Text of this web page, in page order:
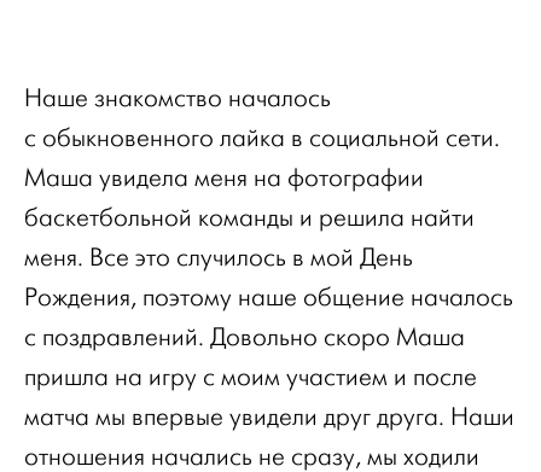
Наше знакомство началось
с обыкновенного лайка в социальной сети.
Маша увидела меня на фотографии
баскетбольной команды и решила найти
меня. Все это случилось в мой День
Рождения, поэтому наше общение началось
с поздравлений. Довольно скоро Маша
пришла на игру с моим участием и после
матча мы впервые увидели друг друга. Наши
отношения начались не сразу, мы ходили